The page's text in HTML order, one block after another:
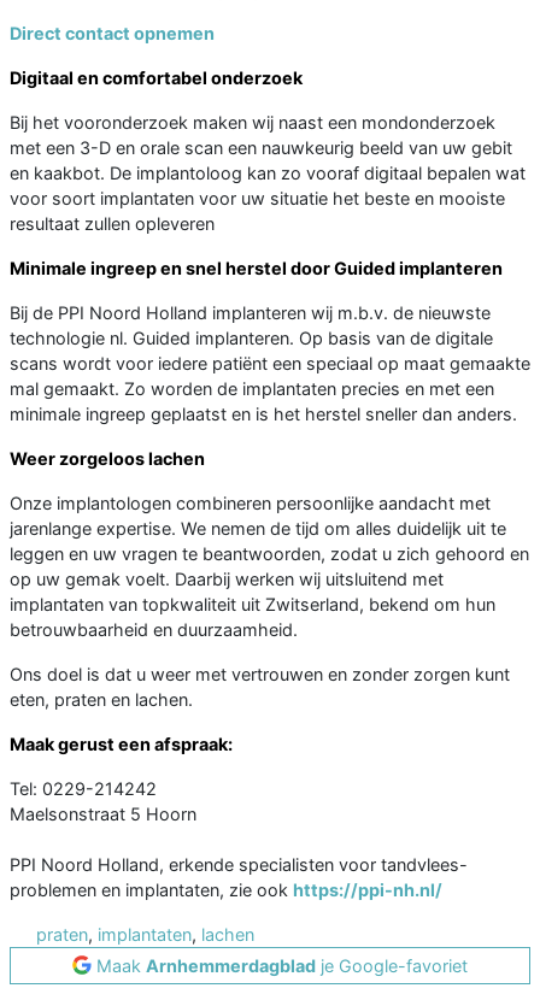
Direct contact opnemen
Digitaal en comfortabel onderzoek
Bij het vooronderzoek maken wij naast een mondonderzoek
met een 3-D en orale scan een nauwkeurig beeld van uw gebit
en kaakbot. De implantoloog kan zo vooraf digitaal bepalen wat
voor soort implantaten voor uw situatie het beste en mooiste
resultaat zullen opleveren
Minimale ingreep en snel herstel door Guided implanteren
Bij de PPI Noord Holland implanteren wij m.b.v. de nieuwste
technologie nl. Guided implanteren. Op basis van de digitale
scans wordt voor iedere patiënt een speciaal op maat gemaakte
mal gemaakt. Zo worden de implantaten precies en met een
minimale ingreep geplaatst en is het herstel sneller dan anders.
Weer zorgeloos lachen
Onze implantologen combineren persoonlijke aandacht met
jarenlange expertise. We nemen de tijd om alles duidelijk uit te
leggen en uw vragen te beantwoorden, zodat u zich gehoord en
op uw gemak voelt. Daarbij werken wij uitsluitend met
implantaten van topkwaliteit uit Zwitserland, bekend om hun
betrouwbaarheid en duurzaamheid.
Ons doel is dat u weer met vertrouwen en zonder zorgen kunt
eten, praten en lachen.
Maak gerust een afspraak:
Tel: 0229-214242
Maelsonstraat 5 Hoorn
PPI Noord Holland, erkende specialisten voor tandvlees-
problemen en implantaten, zie ook https://ppi-nh.nl/
praten, implantaten, lachen
Maak Arnhemmerdagblad je Google-favoriet